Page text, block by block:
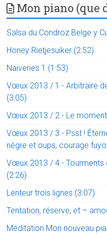
Mon piano (que
Salsa du Condroz Belge y
Honey Rietjesuiker (2:52)
Naïveries 1 (1:53)
Vœux 2013 / 1 - Arbitraire
(3:05)
Vœux 2013 / 2 - Le
Vœux 2013 / 3 - Psst !
nègre et oups, courage
Vœux 2013 / 4 - Tourments
(2:26)
Lenteur trois lignes (3:07)
Tentation, réserve, et –
Méditation Mon nouveau